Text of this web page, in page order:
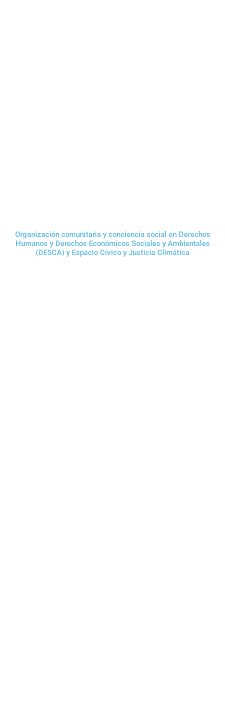
Organización comunitaria y conciencia social en Derechos
Humanos y Derechos Económicos Sociales y Ambientales
(DESCA) y Espacio Cívico y Justicia Climática